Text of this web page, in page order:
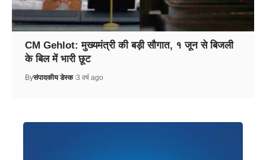
CM Gehlot: मुख्यमंत्री की बड़ी सौगात, १ जून से बिजली
के बिल में भारी छूट
Byसंपादकीय डेस्क 3 वर्ष ago